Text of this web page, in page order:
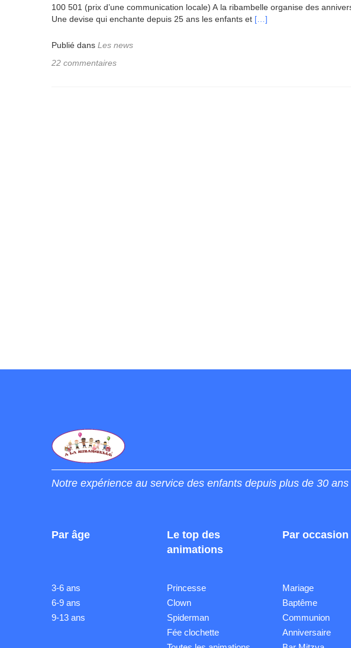
100 501 (prix d’une communication locale) A la ribambelle organise des
Une devise qui enchante depuis 25 ans les enfants et En
[…]
Publié dans Les news
22 commentaires
Notre expérience au service des enfants depuis plus de 30 ans
Par âge
3-6 ans
6-9 ans
9-13 ans
Le top des
animations
Princesse
Clown
Spiderman
Fée clochette
Par occasion
Mariage
Baptême
Communion
Anniversaire